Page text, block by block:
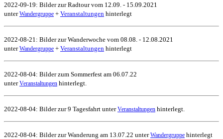
2022-09-19: Bilder zur Radtour vom 12.09. - 15.09.2021
unterWandergruppe + Veranstaltungen hinterlegt
2022-08-21: Bilder zur Wanderwoche vom 08.08. - 12.08.2021
unterWandergruppe + Veranstaltungen hinterlegt
2022-08-04: Bilder zum Sommerfest am 06.07.22
unterVeranstaltungen hinterlegt.
2022-08-04: Bilder zur 9 Tagesfahrt unterVeranstaltungen hinterlegt.
2022-08-04: Bilder zur Wanderung am 13.07.22 unterWandergruppe hinterlegt